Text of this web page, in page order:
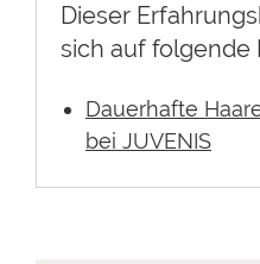
Dieser
sich auf folgende
Dauerhafte
bei JUVENIS